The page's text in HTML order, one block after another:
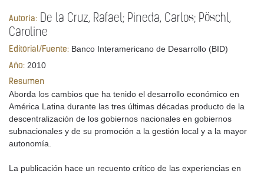
Autoría: De la Cruz, Rafael; Pineda, Carlos; Pöschl,
Caroline
Editorial/Fuente: Banco Interamericano de Desarrollo (BID)
Año: 2010
Resumen
Aborda los cambios que ha tenido el desarrollo económico en
América Latina durante las tres últimas décadas producto de la
descentralización de los gobiernos nacionales en gobiernos
subnacionales y de su promoción a la gestión local y a la mayor
autonomía.
La publicación hace un recuento crítico de las experiencias en